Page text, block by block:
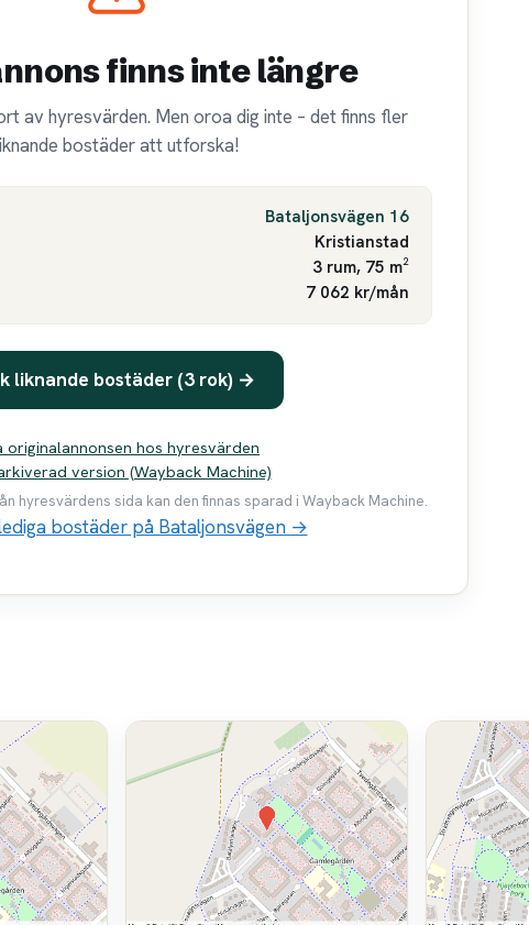
finns inte längre
av hyresvärden. Men oroa dig inte – det finns fler
bostäder att utforska!
Bataljonsvägen 16
Kristianstad
3 rum, 75 m²
7 062 kr/mån
liknande bostäder (3 rok) →
originalannonsen hos hyresvärden
version (Wayback Machine)
hyresvärdens sida kan den finnas sparad i Wayback Machine.
bostäder på Bataljonsvägen →